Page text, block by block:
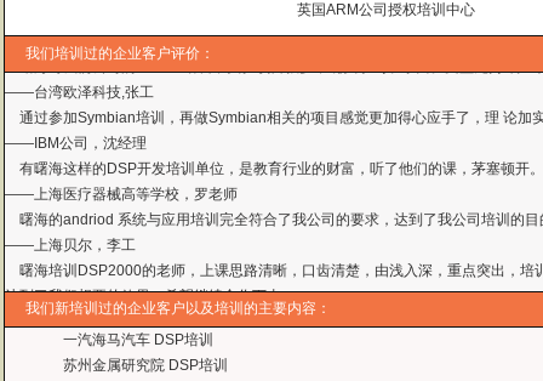
英国ARM公司授权培训中心
我们培训过的企业客户评价：
曙海对我们公司的iPhone培训，实验项目很多，确实学到了东西。受益无穷 啊
——台湾欧泽科技,张工
通过参加Symbian培训，再做Symbian相关的项目感觉更加得心应手了，理 论加
——IBM公司，沈经理
有曙海这样的DSP开发培训单位，是教育行业的财富，听了他们的课，茅塞顿开。
——上海医疗器械高等学校，罗老师
曙海的andriod 系统与应用培训完全符合了我公司的要求，达到了我公司培训的
——上海贝尔，李工
曙海培训DSP2000的老师，上课思路清晰，口齿清楚，由浅入深，重点突出，培
达到了我们想要的效果，希望继续合作下去。
——中国电子科技集团技术部主任 马工
曙海的FPGA 培训很好地填补了高校FPGA培训空白，不错。总之，有利于学生
——上海电子，冯老师
我们新培训过的企业客户以及培训的主要内容：
一汽海马汽车 DSP培训
苏州金属研究院 DSP培训